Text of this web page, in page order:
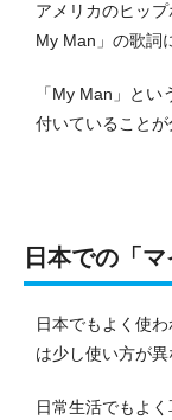
アメリカのヒッ
My Man」の歌詞
「My Man」と
付いていることが
日本での「
日本でもよく使
は少し使い方が異
日常生活でもよ